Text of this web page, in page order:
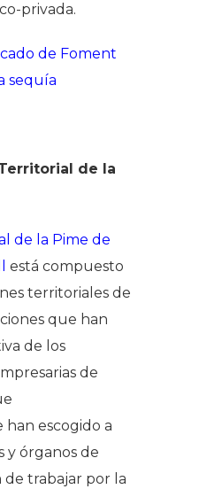
privada.
de Foment
sequía
de la
de la Pime de
está compuesto
territoriales de
que han
de los
de
escogido a
y órganos de
trabajar por la